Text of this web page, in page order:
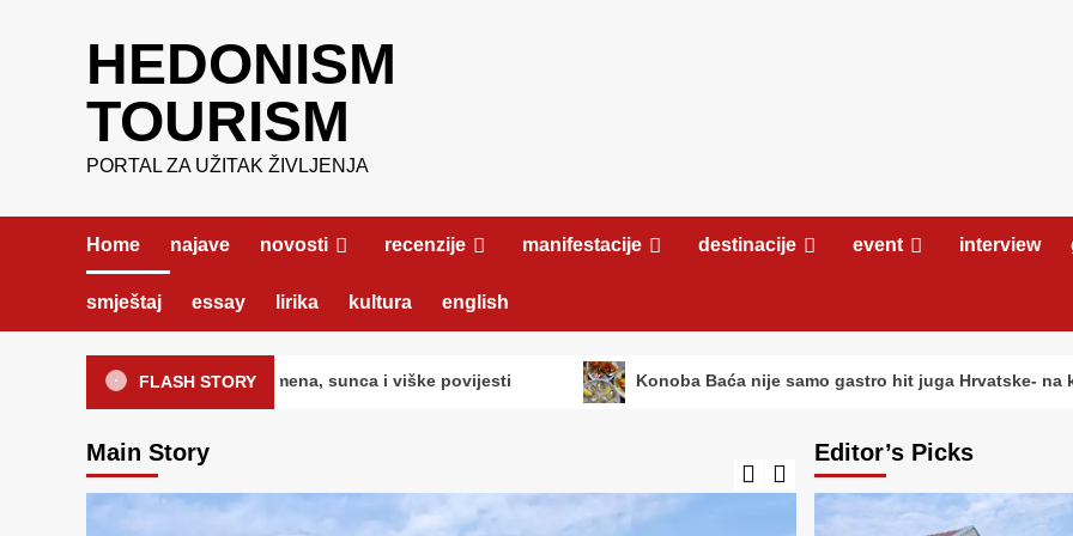
HEDONISM
TOURISM
PORTAL ZA UŽITAK ŽIVLJENJA
Home najave novosti recenzije manifestacije destinacije event interview
smještaj essay lirika kultura english
FLASH STORY
rođeno iz kamena, sunca i viške povijesti Konoba Baća nije samo gastro hit juga Hrvatske- na kraju vas čeka
Main Story Editor’s Picks